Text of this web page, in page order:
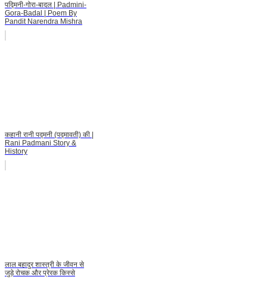
पद्मिनी-गोरा-बादल | Padmini-
Gora-Badal | Poem By
Pandit Narendra Mishra
कहानी रानी पद्मनी (पद्मावती) की |
Rani Padmani Story &
History
लाल बहादुर शास्त्री के जीवन से
जुड़े रोचक और प्रेरक किस्से